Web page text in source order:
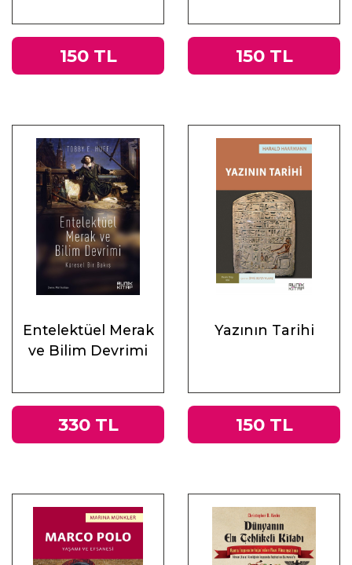
150 TL
Muhasebeler
150 TL
Entelektüel Merak
ve Bilim Devrimi
330 TL
Yazının Tarihi
150 TL